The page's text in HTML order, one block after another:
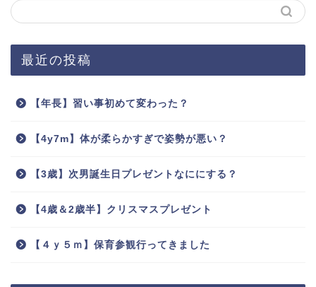
最近の投稿
【年長】習い事初めて変わった？
【4y7m】体が柔らかすぎで姿勢が悪い？
【3歳】次男誕生日プレゼントなににする？
【4歳＆2歳半】クリスマスプレゼント
【４ｙ５ｍ】保育参観行ってきました